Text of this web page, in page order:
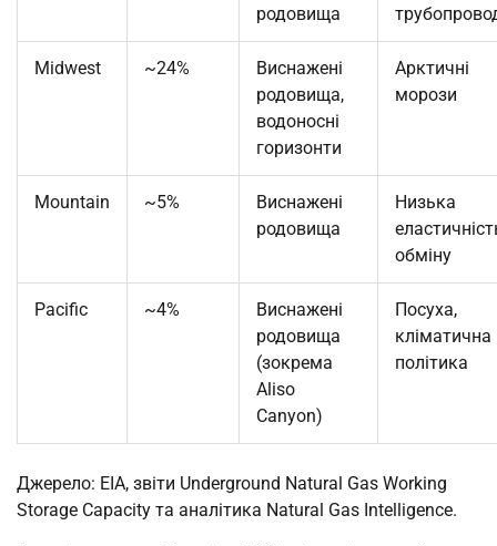
родовища
Midwest ~24%
Виснажені
родовища,
водоносні
горизонти
Арктичні
морози
Mountain ~5%
Виснажені
родовища
Низька
обміну
Pacific ~4%
Виснажені
родовища
(зокрема
Aliso
Canyon)
Посуха,
кліматична
політика
Джерело: EIA, звіти Underground Natural Gas Working
Storage Capacity та аналітика Natural Gas Intelligence.